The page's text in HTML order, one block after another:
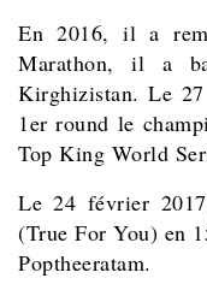
En 2016, il a
Marathon, il a
Kirghizistan. Le
1er round le
Top King World
Le 24 février
(True For You) en
Poptheeratam.